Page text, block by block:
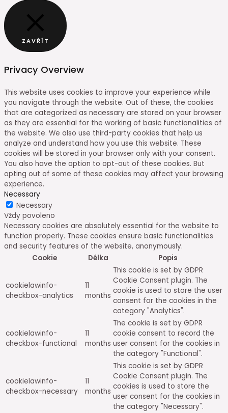
ZAVŘÍT
Privacy Overview
This website uses cookies to improve your experience while
you navigate through the website. Out of these, the cookies
that are categorized as necessary are stored on your browser
as they are essential for the working of basic functionalities of
the website. We also use third-party cookies that help us
analyze and understand how you use this website. These
cookies will be stored in your browser only with your consent.
You also have the option to opt-out of these cookies. But
opting out of some of these cookies may affect your browsing
experience.
Necessary
Necessary
Vždy povoleno
Necessary cookies are absolutely essential for the website to
function properly. These cookies ensure basic functionalities
and security features of the website, anonymously.
Cookie
Délka Popis
cookielawinfo-
checkbox-analytics
11
months
This cookie is set by GDPR
Cookie Consent plugin. The
cookie is used to store the user
consent for the cookies in the
category "Analytics".
cookielawinfo-
checkbox-functional
11
months
The cookie is set by GDPR
cookie consent to record the
user consent for the cookies in
the category "Functional".
cookielawinfo-
checkbox-necessary
11
months
This cookie is set by GDPR
Cookie Consent plugin. The
cookies is used to store the
user consent for the cookies in
the category "Necessary".